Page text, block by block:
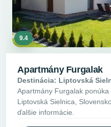
9.4
Apartmány Furgalak
Destinácia: Liptovská
Apartmány Furgalak
Liptovská Sielnica,
ďalšie informácie.